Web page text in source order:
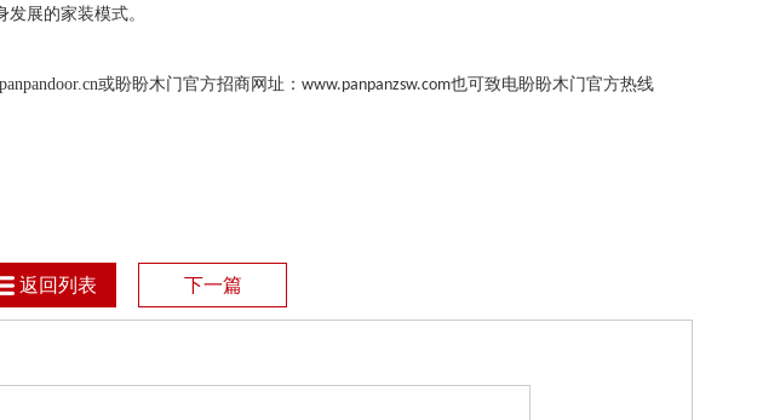
展的家装模式。
或盼盼木门官方招商网址： www.panpanzsw.com也可致电盼盼木门官方热线
返回列表 下一篇